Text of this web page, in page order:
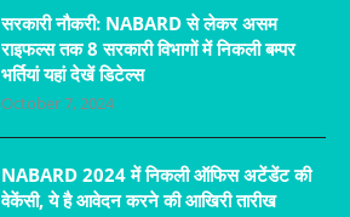
सरकारी नौकरी: NABARD से लेकर असम
राइफल्स तक 8 सरकारी विभागों में निकली बम्पर
भर्तियां यहां देखें डिटेल्स
October 7, 2024
NABARD 2024 में निकली ऑफिस अटेंडेंट की
वेकेंसी, ये है आवेदन करने की आखिरी तारीख